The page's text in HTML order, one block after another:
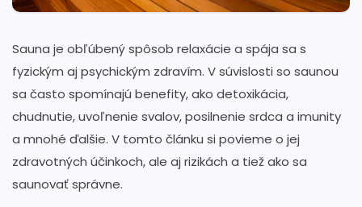
Sauna je obľúbený spôsob relaxácie a spája sa s
fyzickým aj psychickým zdravím. V súvislosti so saunou
sa často spomínajú benefity, ako detoxikácia,
chudnutie, uvoľnenie svalov, posilnenie srdca a imunity
a mnohé ďalšie. V tomto článku si povieme o jej
zdravotných účinkoch, ale aj rizikách a tiež ako sa
saunovať správne.